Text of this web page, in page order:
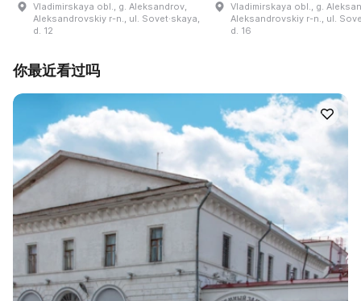
Vladimirskaya obl., g. Aleksandrov,
Aleksandrovskiy r-n., ul. Sovet·skaya,
d. 12
Vladimirskaya obl., g.
Aleksandrovskiy r-n., ul.
d. 16
你最近看过吗